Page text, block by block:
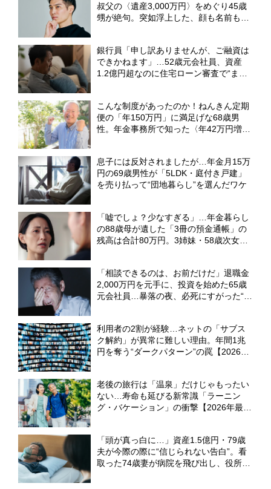
叔父の〈遺産3,000万円〉をめぐり45歳
甥が絶句。突如浮上した、顔も名前も知
銀行員「申し訳ありませんが、ご融資は
できかねます」…52歳元会社員、資産
1.2億円超なのに住宅ローン審査で“まさ
こんな制度があったのか！ねんきん定期
便の「年150万円」に満足げな68歳男
性。年金事務所で知った〈年42万円増
息子には反対されましたが…年金月15万
円の69歳男性が「5LDK・庭付き戸建」
を売り払って“団地暮らし”を選んだワケ
「嘘でしょ？少なすぎる」…年金暮らし
の88歳母が遺した「3冊の預金通帳」の
残高は合計80万円。3姉妹・58歳次女が
「相談できるのは、お前だけだ」退職金
2,000万円を元手に、投資を始めた65歳
元会社員…暴落の夜、必死にすがった“ま
利用者の2割が経験…ネットの「サブス
ク解約」が異常に難しい理由。年間1兆
円を奪う“ダークパターン”の罠【2026年
老後の旅行は「温泉」だけじゃもったい
ない…寿命も延びる新常識「ラーニン
グ・バケーション」の衝撃【2026年最新
「頭が真っ白に…」資産1.5億円・79歳
夫が今際の際に“信じられない告白”。看
取った74歳妻が病院を飛び出し、役所に